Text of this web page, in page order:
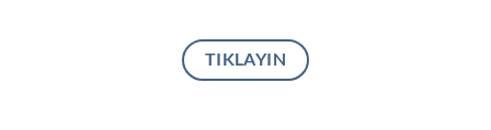
TIKLAYIN